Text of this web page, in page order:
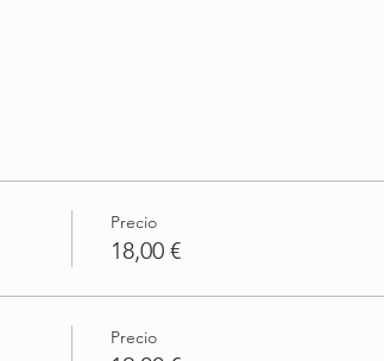
Precio
18,00 €
Precio